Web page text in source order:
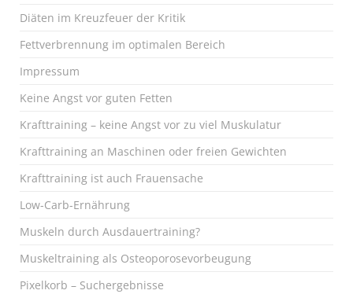
Diäten im Kreuzfeuer der Kritik
Fettverbrennung im optimalen Bereich
Impressum
Keine Angst vor guten Fetten
Krafttraining – keine Angst vor zu viel Muskulatur
Krafttraining an Maschinen oder freien Gewichten
Krafttraining ist auch Frauensache
Low-Carb-Ernährung
Muskeln durch Ausdauertraining?
Muskeltraining als Osteoporosevorbeugung
Pixelkorb – Suchergebnisse